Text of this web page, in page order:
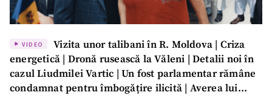
VIDEO
Vizita unor talibani în R. Moldova | Criza
energetică | Dronă rusească la Văleni | Detalii noi în
cazul Liudmilei Vartic | Un fost parlamentar rămâne
condamnat pentru îmbogățire ilicită | Averea lui